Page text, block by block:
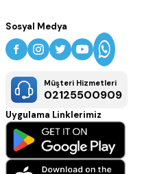
Sosyal Medya
Müşteri Hizmetleri
02125500909
Uygulama Linklerimiz